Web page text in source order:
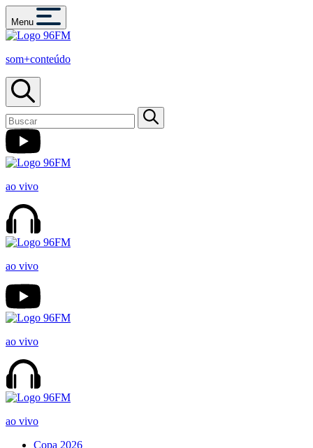
Menu
som+conteúdo
ao vivo
ao vivo
ao vivo
ao vivo
Copa 2026